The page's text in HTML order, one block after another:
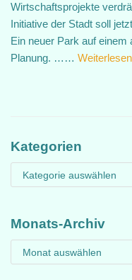
Wirtschaftsprojekte
Initiative der Stadt soll
Ein neuer Park auf einem
Planung. ……
Kategorien
Monats-Archiv